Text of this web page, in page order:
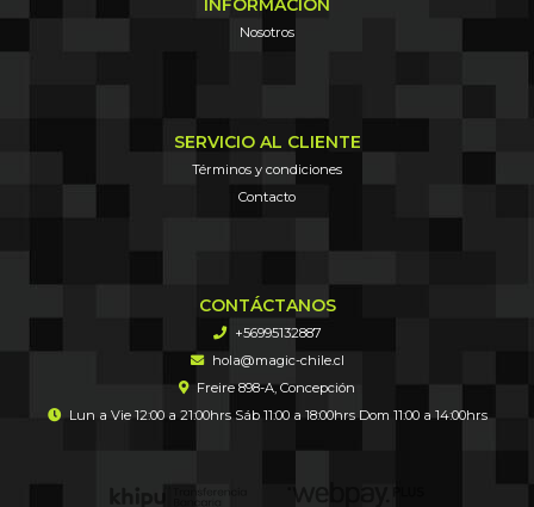
INFORMACIÓN
Nosotros
SERVICIO AL CLIENTE
Términos y condiciones
Contacto
CONTÁCTANOS
+56995132887
hola@magic-chile.cl
Freire 898-A, Concepción
Lun a Vie 12:00 a 21:00hrs Sáb 11:00 a 18:00hrs Dom 11:00 a 14:00hrs